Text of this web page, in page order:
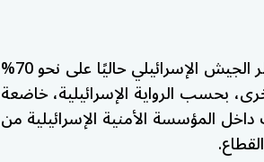
ووفقًا للمصادر التي استند إليها التقرير، يسيطر الجيش الإسرائيلي حاليًا على نحو 70%
بحسب الرواية الإسرائيلية، خاضعة
المؤسسة الأمنية الإسرائيلية من